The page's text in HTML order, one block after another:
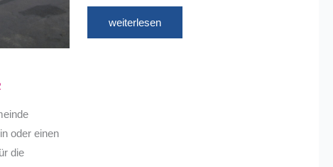
oder einen
die
weiterlesen